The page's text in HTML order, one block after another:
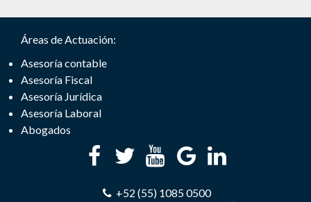
Áreas de Actuación:
Asesoría contable
Asesoría Fiscal
Asesoría Jurídica
Asesoría Laboral
Abogados
+52 (55) 1085 0500